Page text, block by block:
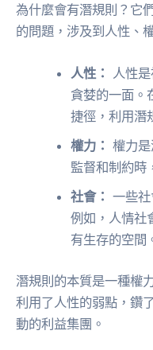
為什麼會有潛規則？它
的問題，涉及到人性、
人性：
人性
貪婪的一面。
捷徑，利用潛
權力： 權力
監督和制約時
社會： 一些
例如，人情社
有生存的空間
潛規則的本質是一種權
利用了人性的弱點，鑽
動的利益集團。